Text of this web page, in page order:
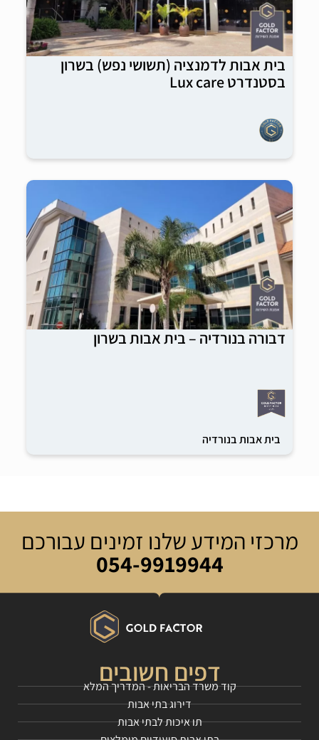
בית אבות לדמנציה (תשושי נפש) בשרון
בסטנדרט Lux care
דבורה בנורדיה – בית אבות בשרון
בית אבות בנורדיה
מרכזי המידע שלנו זמינים עבורכם
054-9919944
דפים חשובים
קוד משרד הבריאות - המדריך המלא
דירוג בתי אבות
תו איכות לבתי אבות